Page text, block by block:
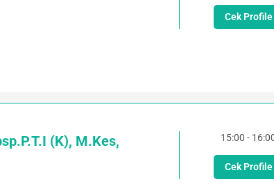
Cek Profile
(K), M.Kes,
15:00 -
Cek Profile